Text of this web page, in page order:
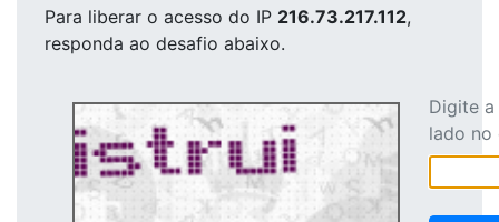
Para liberar o acesso do IP 216.73.217.112,
responda ao desafio abaixo.
Digite
lado no